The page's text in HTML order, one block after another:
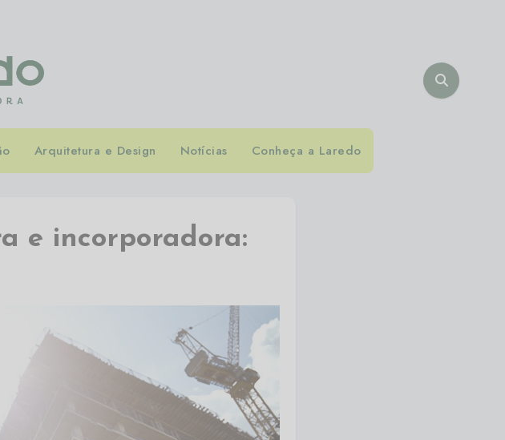
Arquitetura e Design Notícias Conheça a Laredo
e incorporadora: